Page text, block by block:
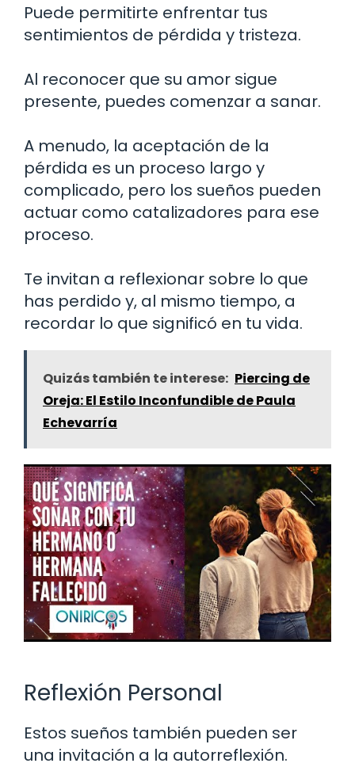
Puede permitirte enfrentar tus
sentimientos de pérdida y tristeza.
Al reconocer que su amor sigue
presente, puedes comenzar a sanar.
A menudo, la aceptación de la
pérdida es un proceso largo y
complicado, pero los sueños pueden
actuar como catalizadores para ese
proceso.
Te invitan a reflexionar sobre lo que
has perdido y, al mismo tiempo, a
recordar lo que significó en tu vida.
Quizás también te interese: Piercing de
Oreja: El Estilo Inconfundible de Paula
Echevarría
Reflexión Personal
Estos sueños también pueden ser
una invitación a la autorreflexión.